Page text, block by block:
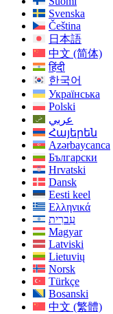
Svenska
Čeština
日本語
中文 (简体)
हिंदी
한국어
Українська
Polski
عربي
Հայերեն
Azərbaycanca
Български
Hrvatski
Dansk
Eesti keel
Ελληνικά
עִברִית
Magyar
Latviski
Lietuvių
Norsk
Türkçe
Bosanski
中文 (繁體)